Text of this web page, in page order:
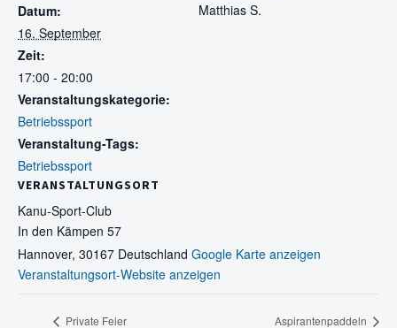
Datum:
16. September
Zeit:
17:00 - 20:00
Veranstaltungskategorie:
Betriebssport
Veranstaltung-Tags:
Betriebssport
VERANSTALTUNGSORT
Kanu-Sport-Club
In den Kämpen 57
Hannover, 30167 Deutschland Google Karte anzeigen
Veranstaltungsort-Website anzeigen
Matthias S.
Private Feier Aspirantenpaddeln